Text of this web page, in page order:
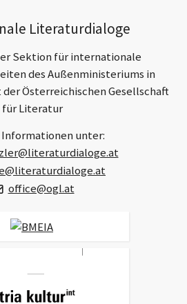
t
a
g
e
t
a
g
Literaturdialoge
Sektion für internationale
des Außenministeriums in
Österreichischen Gesellschaft
für Literatur
unter:
office@ogl.at